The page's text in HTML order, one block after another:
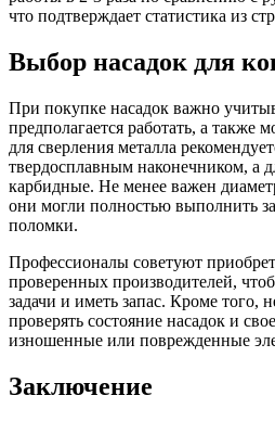
что подтверждает статистика из
Выбор насадок для
При покупке насадок важно
предполагается работать, а также
для сверления металла
твердосплавным наконечником, а
карбидные. Не менее важен
они могли полностью выполнить
поломки.
Профессионалы советуют
проверенных производителей,
задачи и иметь запас. Кроме того,
проверять состояние насадок и
изношенные или поврежденные
Заключение